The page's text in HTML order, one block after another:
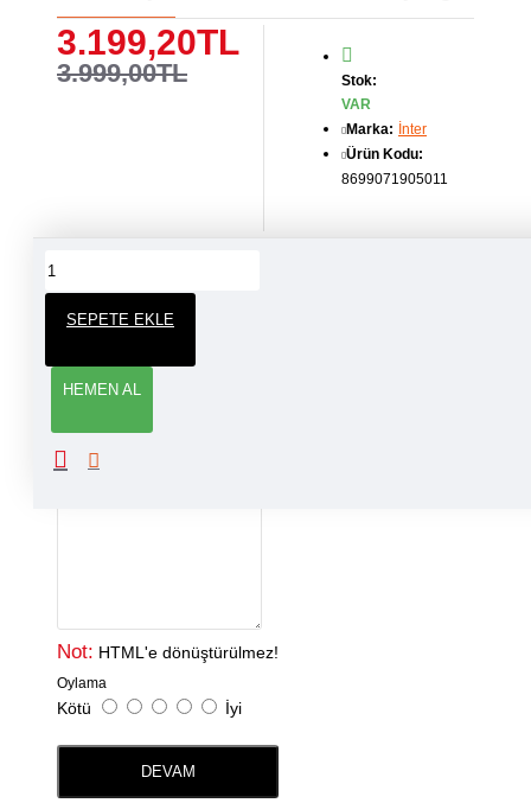
3.199,20TL
3.999,00TL
Stok:
VAR
Marka: İnter
Ürün Kodu:
8699071905011
SEPETE EKLE
HEMEN AL
ÜRÜN YORUMLARI
Not: HTML'e dönüştürülmez!
Oylama
Kötü İyi
DEVAM